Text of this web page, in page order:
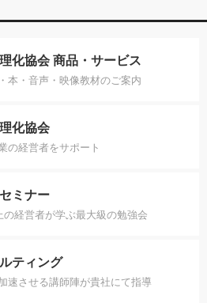
化協会 商品・サービス
本・音声・映像教材のご案内
化協会
の経営者をサポート
ミナー
の経営者が学ぶ最大級の勉強会
ティング
速させる講師陣が貴社にて指導